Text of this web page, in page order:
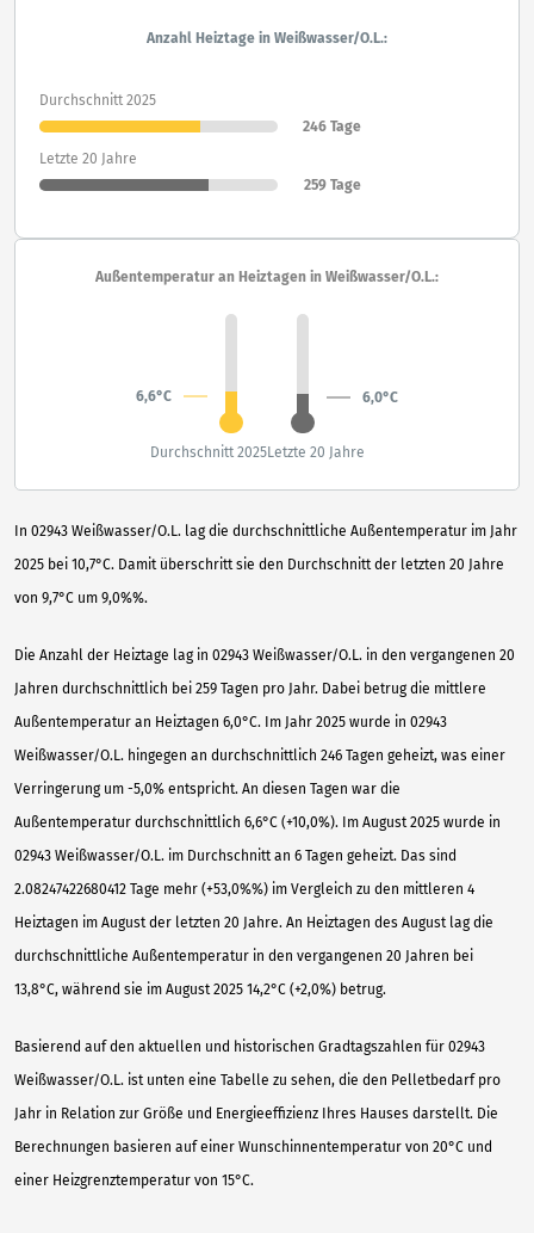
In 02943 Weißwasser/O.L. lag die durchschnittliche Außentemperatur im Jahr
2025 bei 10,7°C. Damit überschritt sie den Durchschnitt der letzten 20 Jahre
von 9,7°C um 9,0%%.
Die Anzahl der Heiztage lag in 02943 Weißwasser/O.L. in den vergangenen 20
Jahren durchschnittlich bei 259 Tagen pro Jahr. Dabei betrug die mittlere
Außentemperatur an Heiztagen 6,0°C. Im Jahr 2025 wurde in 02943
Weißwasser/O.L. hingegen an durchschnittlich 246 Tagen geheizt, was einer
Verringerung um -5,0% entspricht. An diesen Tagen war die
Außentemperatur durchschnittlich 6,6°C (+10,0%). Im August 2025 wurde in
02943 Weißwasser/O.L. im Durchschnitt an 6 Tagen geheizt. Das sind
2.08247422680412 Tage mehr (+53,0%%) im Vergleich zu den mittleren 4
Heiztagen im August der letzten 20 Jahre. An Heiztagen des August lag die
durchschnittliche Außentemperatur in den vergangenen 20 Jahren bei
13,8°C, während sie im August 2025 14,2°C (+2,0%) betrug.
Basierend auf den aktuellen und historischen Gradtagszahlen für 02943
Weißwasser/O.L. ist unten eine Tabelle zu sehen, die den Pelletbedarf pro
Jahr in Relation zur Größe und Energieeffizienz Ihres Hauses darstellt. Die
Berechnungen basieren auf einer Wunschinnentemperatur von 20°C und
einer Heizgrenztemperatur von 15°C.
Anzahl Heiztage in Weißwasser/O.L.:
Durchschnitt 2025
246 Tage
Letzte 20 Jahre
259 Tage
Außentemperatur an Heiztagen in Weißwasser/O.L.:
6,6°C 6,0°C
Durchschnitt 2025Letzte 20 Jahre